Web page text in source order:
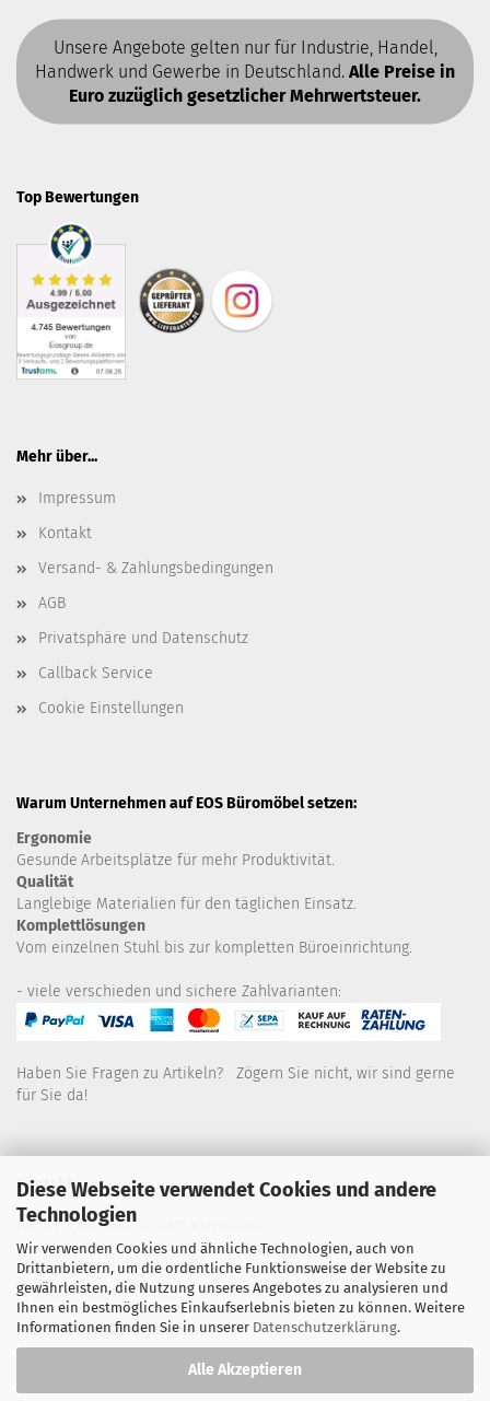
Diese Webseite verwendet Cookies und andere
Technologien
Wir verwenden Cookies und ähnliche Technologien, auch von
Drittanbietern, um die ordentliche Funktionsweise der Website zu
gewährleisten, die Nutzung unseres Angebotes zu analysieren und
Ihnen ein bestmögliches Einkaufserlebnis bieten zu können. Weitere
Informationen finden Sie in unserer Datenschutzerklärung.
Alle Akzeptieren
Unsere Angebote gelten nur für Industrie, Handel,
Handwerk und Gewerbe in Deutschland. Alle Preise in
Euro zuzüglich gesetzlicher Mehrwertsteuer.
Top Bewertungen
Mehr über...
Impressum
Kontakt
Versand- & Zahlungsbedingungen
AGB
Privatsphäre und Datenschutz
Callback Service
Cookie Einstellungen
Warum Unternehmen auf EOS Büromöbel setzen:
Ergonomie
Gesunde Arbeitsplätze für mehr Produktivität.
Qualität
Langlebige Materialien für den täglichen Einsatz.
Komplettlösungen
Vom einzelnen Stuhl bis zur kompletten Büroeinrichtung.
- viele verschieden und sichere Zahlvarianten:
Haben Sie Fragen zu Artikeln? Zögern Sie nicht, wir sind gerne
für Sie da!
Kontakt
Wir sind für Sie wie folgt erreichbar:
Montag bis Donnerstag von 9 bis 16 Uhr
Telefon: 02445-8517300
Email: office@eosgroup.de